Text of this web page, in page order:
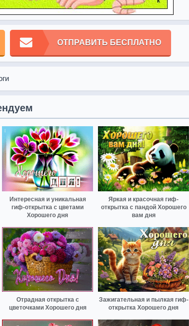
ОТПРАВИТЬ БЕСПЛАТНО
Интересная и уникальная
гиф-открытка с цветами
Хорошего дня
Яркая и красочная гиф-
открытка с пандой Хорошего
вам дня
Отрадная открытка с
цветочками Хорошего дня
Зажигательная и пылкая гиф-
открытка Хорошего дня